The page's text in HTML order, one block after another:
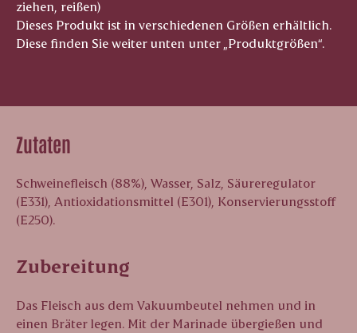
ziehen, reißen)
Dieses Produkt ist in verschiedenen Größen erhältlich.
Diese finden Sie weiter unten unter „Produktgrößen“.
Zutaten
Schweinefleisch (88%), Wasser, Salz, Säureregulator
(E331), Antioxidationsmittel (E301), Konservierungsstoff
(E250).
Zubereitung
Das Fleisch aus dem Vakuumbeutel nehmen und in
einen Bräter legen. Mit der Marinade übergießen und